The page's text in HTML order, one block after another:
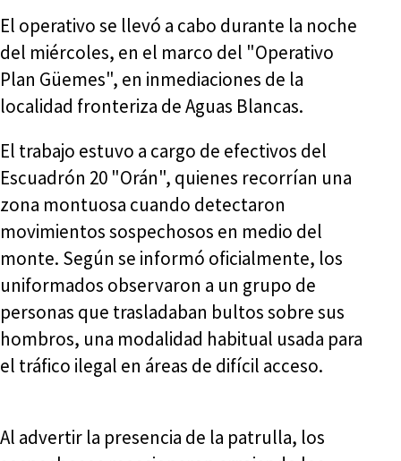
El operativo se llevó a cabo durante la noche
del miércoles, en el marco del "Operativo
Plan Güemes", en inmediaciones de la
localidad fronteriza de Aguas Blancas.
El trabajo estuvo a cargo de efectivos del
Escuadrón 20 "Orán", quienes recorrían una
zona montuosa cuando detectaron
movimientos sospechosos en medio del
monte. Según se informó oficialmente, los
uniformados observaron a un grupo de
personas que trasladaban bultos sobre sus
hombros, una modalidad habitual usada para
el tráfico ilegal en áreas de difícil acceso.
Al advertir la presencia de la patrulla, los